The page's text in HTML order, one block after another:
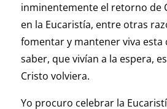
inminentemente el retorno de
en la Eucaristía, entre otras
fomentar y mantener viva esta
saber, que vivían a la espera,
Cristo volviera.
Yo procuro celebrar la